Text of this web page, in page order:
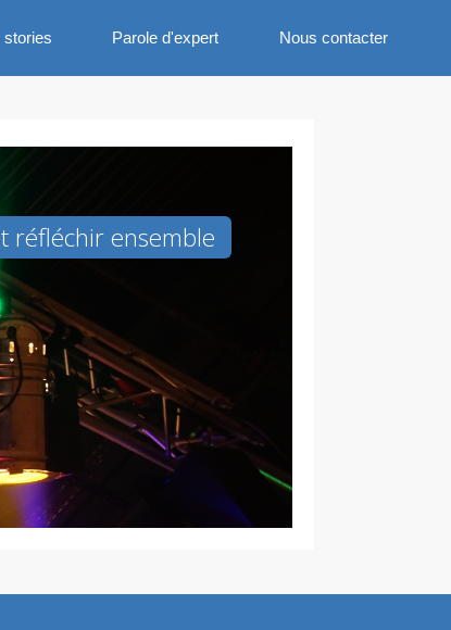
Parole d'expert Nous contacter
réfléchir ensemble